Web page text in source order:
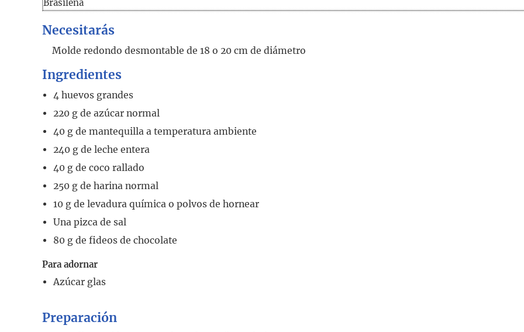
Brasileña
Necesitarás
Molde redondo desmontable de 18 o 20 cm de diámetro
Ingredientes
4 huevos grandes
220 g de azúcar normal
40 g de mantequilla a temperatura ambiente
240 g de leche entera
40 g de coco rallado
250 g de harina normal
10 g de levadura química o polvos de hornear
Una pizca de sal
80 g de fideos de chocolate
Para adornar
Azúcar glas
Preparación